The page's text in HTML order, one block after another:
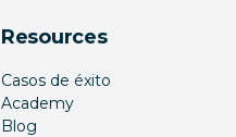
Resources
Casos de éxito
Academy
Blog